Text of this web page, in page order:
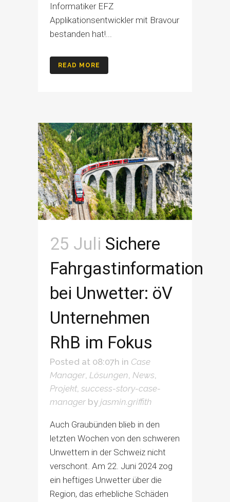
Informatiker EFZ
Applikationsentwickler mit Bravour
bestanden hat!...
READ MORE
25 Juli Sichere
Fahrgastinformation
bei Unwetter: öV
Unternehmen
RhB im Fokus
Posted at 08:07h in Case
Manager, Lösungen, News,
Projekt, success-story-case-
manager by jasmin.griffith
Auch Graubünden blieb in den
letzten Wochen von den schweren
Unwettern in der Schweiz nicht
verschont. Am 22. Juni 2024 zog
ein heftiges Unwetter über die
Region, das erhebliche Schäden